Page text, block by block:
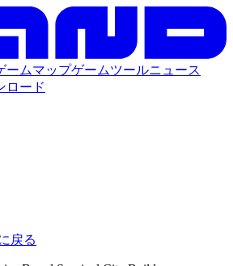
ームマップゲームツールニュース
ロード
戻る